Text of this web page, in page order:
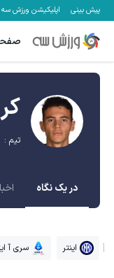
پیش بینی اپلیکیشن ورزش سه
تیم :
در یک نگاه
اینتر سری آ